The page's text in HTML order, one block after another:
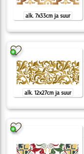
alk. 7x33cm ja suur
alk. 12x27cm ja suur